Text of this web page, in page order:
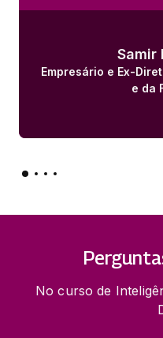
Samir
Empresário e Ex-
e da
No curso de